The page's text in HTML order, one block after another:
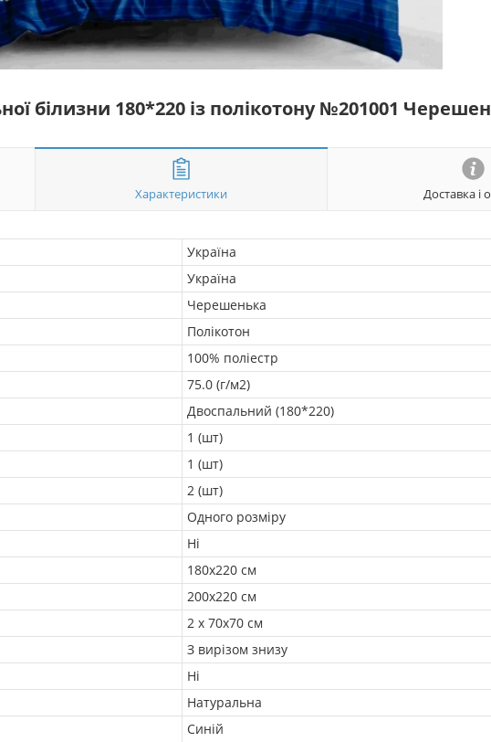
білизни 180*220 із полікотону №201001
Характеристики Доставка і
Україна
Україна
Черешенька
Полікотон
100% поліестр
75.0 (г/м2)
Двоспальний (180*220)
1 (шт)
1 (шт)
2 (шт)
Одного розміру
Ні
180х220 см
200х220 см
2 х 70х70 см
З вирізом знизу
Ні
Натуральна
Синій